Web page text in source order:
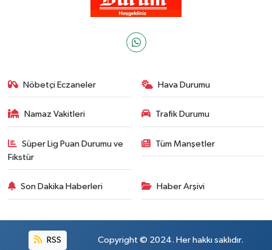
Nöbetçi Eczaneler Hava Durumu
Namaz Vakitleri Trafik Durumu
Süper Lig Puan Durumu ve
Fikstür
Tüm Manşetler
Son Dakika Haberleri Haber Arşivi
RSS Copyright © 2024. Her hakkı saklıdır.